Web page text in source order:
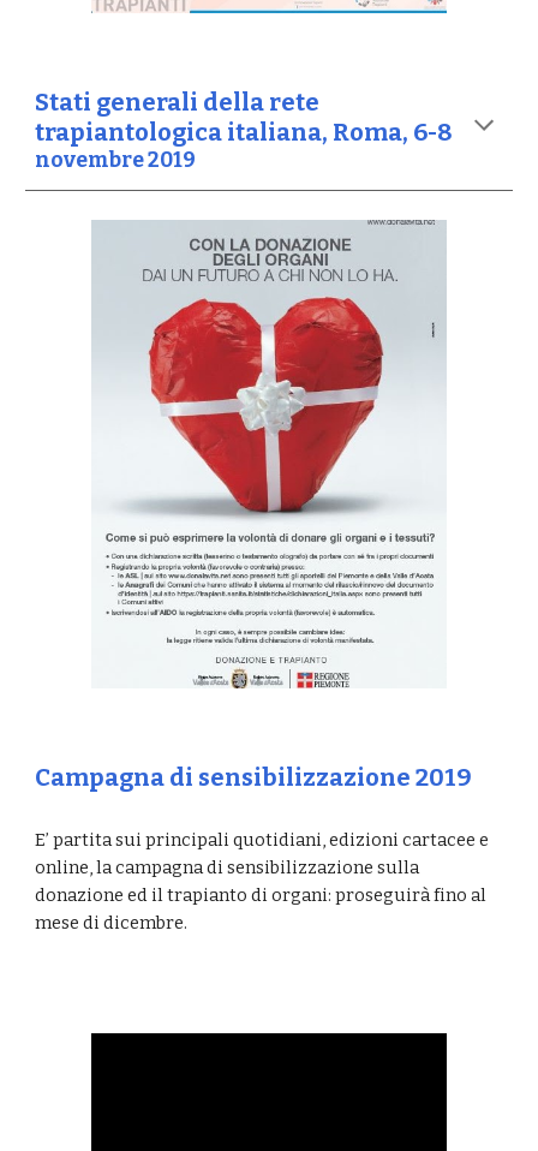
Stati generali della rete
trapiantologica italiana, Roma, 6-8
novembre 2019
Campagna di sensibilizzazione 2019
E’ partita sui principali quotidiani, edizioni cartacee e
online, la campagna di sensibilizzazione sulla
donazione ed il trapianto di organi: proseguirà fino al
mese di dicembre.